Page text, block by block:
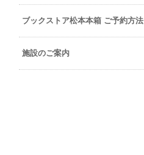
ブックストア松本本箱 ご予約方法
施設のご案内